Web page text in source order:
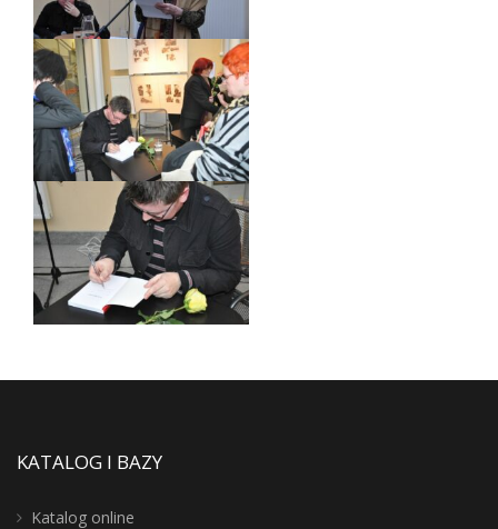
KATALOG I BAZY
Katalog online